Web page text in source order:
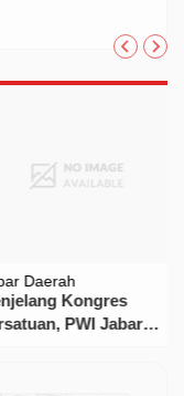
Daerah
Kongres
PWI Jabar